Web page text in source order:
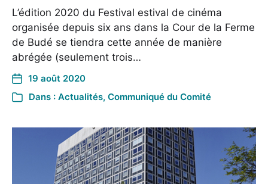
L’édition 2020 du Festival estival de cinéma
organisée depuis six ans dans la Cour de la Ferme
de Budé se tiendra cette année de manière
abrégée (seulement trois…
19 août 2020
Dans : Actualités, Communiqué du Comité